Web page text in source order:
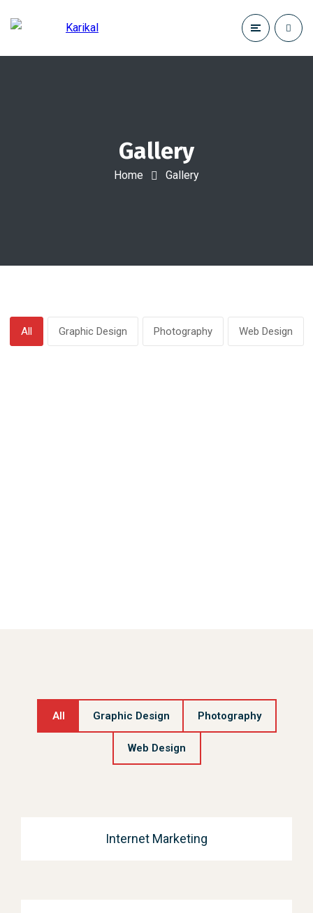
Gallery
Home Gallery
All Graphic Design Photography Web Design
All Graphic Design Photography
Web Design
Internet Marketing